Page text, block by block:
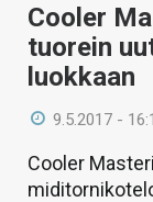
Cooler
tuorein
luokkaan
9.5.2017 -
Cooler